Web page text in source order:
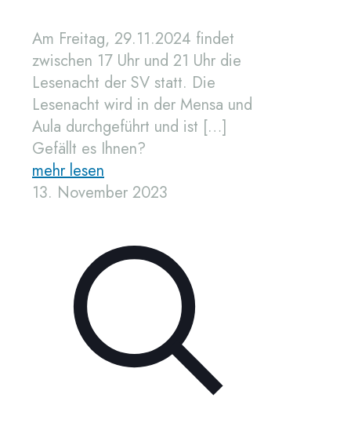
Am Freitag, 29.11.2024 findet
zwischen 17 Uhr und 21 Uhr die
Lesenacht der SV statt. Die
Lesenacht wird in der Mensa und
Aula durchgeführt und ist […]
Gefällt es Ihnen?
mehr lesen
13. November 2023